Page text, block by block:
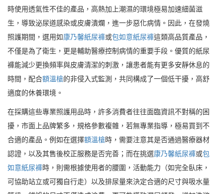
時使用透氣性不佳的產品，高熱加上潮濕的環境極易加速細菌滋
生，導致泌尿道感染或皮膚潰爛，進一步惡化病情。因此，在發燒
照護期間，選用如康乃馨紙尿褲或包如意紙尿褲這類高品質產品，
不僅是為了衛生，更是輔助醫療控制病情的重要手段。優質的紙尿
褲能減少更換頻率與皮膚清潔的刺激，讓患者能有更多安靜休息的
時間，配合額溫槍的非侵入式監測，共同構成了一個低干擾，高舒
適度的休養環境。
在採購這些專業照護用品時，許多消費者往往面臨資訊不對稱的困
擾，市面上品牌繁多，規格參數複雜，若無專業指導，極易買到不
合適的產品。例如在選擇額溫槍時，需要注意其是否通過醫療器材
認證，以及其售後校正服務是否完善；而在挑選康乃馨紙尿褲或包
如意紙尿褲時，則需根據使用者的腰圍，活動能力（如完全臥床，
可協助站立或可獨自行走）以及排尿量來決定合適的尺寸與吸水量